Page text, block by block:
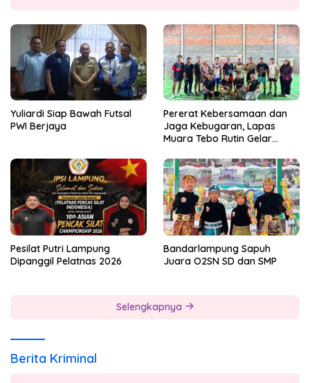
Yuliardi Siap Bawah Futsal
PWI Berjaya
Pererat Kebersamaan dan
Jaga Kebugaran, Lapas
Muara Tebo Rutin Gelar
Pesilat Putri Lampung
Dipanggil Pelatnas 2026
Bandarlampung Sapuh
Juara O2SN SD dan SMP
Selengkapnya
Berita Kriminal